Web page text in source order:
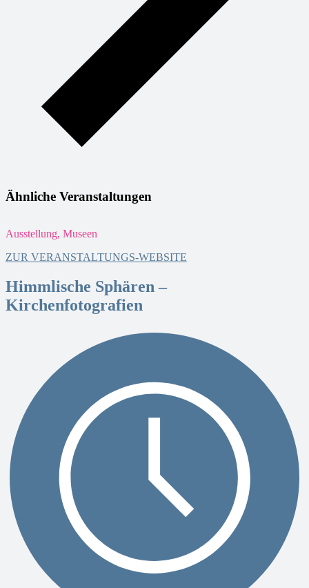
Ähnliche Veranstaltungen
Ausstellung, Museen
ZUR VERANSTALTUNGS-WEBSITE
Himmlische Sphären –
Kirchenfotografien